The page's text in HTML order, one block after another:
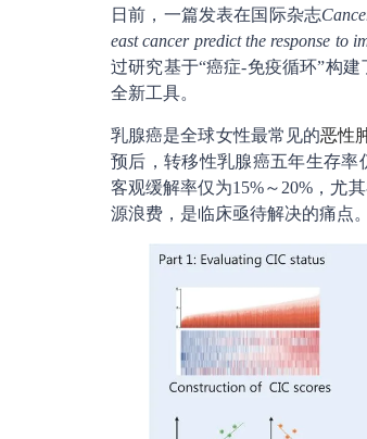
日前，一篇发表在国际杂志
east cancer predict the response to
过研究基于“癌症-免疫循环”构
全新工具。
乳腺癌是全球女性最常见的恶性
预后，转移性乳腺癌五年生存率
客观缓解率仅为15%～20%，尤
源浪费，是临床亟待解决的痛点。